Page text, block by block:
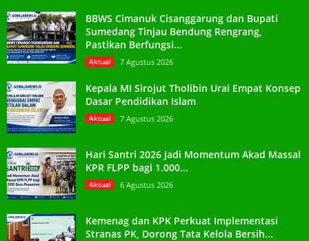
BBWS Cimanuk Cisanggarung dan Bupati
Sumedang Tinjau Bendung Rengrang,
Pastikan Berfungsi...
Aktual 7 Agustus 2026
Kepala MI Sirojut Tholibin Urai Empat Konsep
Dasar Pendidikan Islam
Aktual 7 Agustus 2026
Hari Santri 2026 Jadi Momentum Akad Massal
KPR FLPP bagi 1.000...
Aktual 6 Agustus 2026
Kemenag dan KPK Perkuat Implementasi
Stranas PK, Dorong Tata Kelola Bersih...